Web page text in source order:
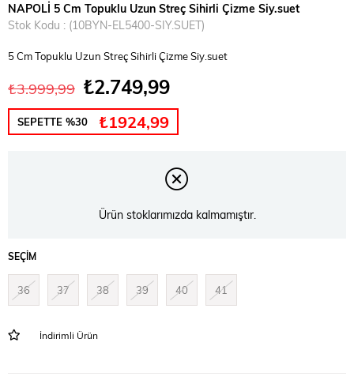
NAPOLİ 5 Cm Topuklu Uzun Streç Sihirli Çizme Siy.suet
Stok Kodu
(10BYN-EL5400-SIY.SUET)
5 Cm Topuklu Uzun Streç Sihirli Çizme Siy.suet
₺3.999,99 ₺2.749,99
SEPETTE %30 ₺1924,99
Ürün stoklarımızda kalmamıştır.
SEÇIM
36 37 38 39 40 41
İndirimli Ürün